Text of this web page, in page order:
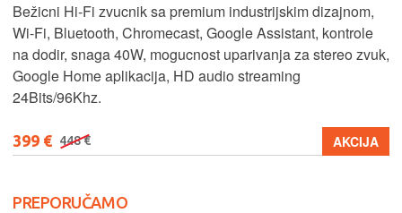
Bežicni Hi-Fi zvucnik sa premium industrijskim dizajnom,
Wi-Fi, Bluetooth, Chromecast, Google Assistant, kontrole
na dodir, snaga 40W, mogucnost uparivanja za stereo zvuk,
Google Home aplikacija, HD audio streaming
24Bits/96Khz.
399 € 448 € AKCIJA
PREPORUČAMO